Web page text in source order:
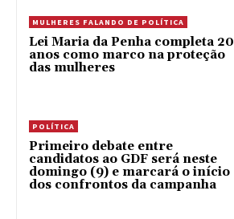
MULHERES FALANDO DE POLÍTICA
Lei Maria da Penha completa 20
anos como marco na proteção
das mulheres
POLÍTICA
Primeiro debate entre
candidatos ao GDF será neste
domingo (9) e marcará o início
dos confrontos da campanha